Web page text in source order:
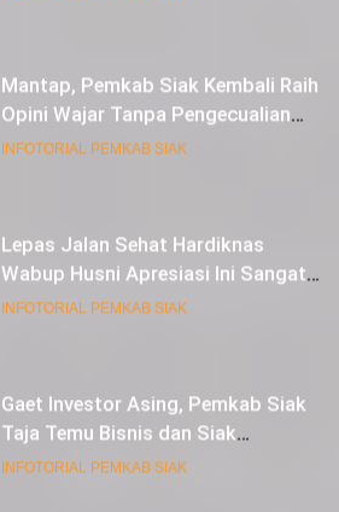
Mantap, Pemkab Siak Kembali Raih
Opini Wajar Tanpa Pengecualian
ke-13 Dari BPK RI.
INFOTORIAL PEMKAB SIAK
Lepas Jalan Sehat Hardiknas
Wabup Husni Apresiasi Ini Sangat
Luar Biasa
INFOTORIAL PEMKAB SIAK
Gaet Investor Asing, Pemkab Siak
Taja Temu Bisnis dan Siak
Expoversary 2024
INFOTORIAL PEMKAB SIAK